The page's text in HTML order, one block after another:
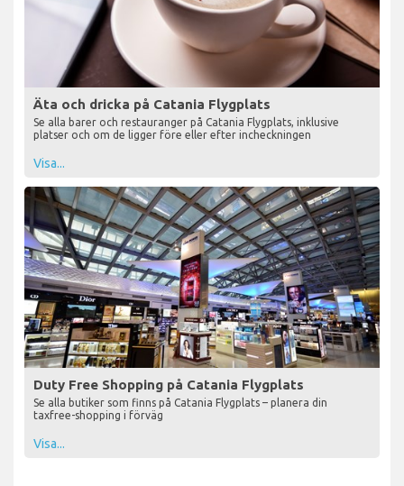
Äta och dricka på Catania Flygplats
Se alla barer och restauranger på Catania Flygplats, inklusive
platser och om de ligger före eller efter incheckningen
Visa...
Duty Free Shopping på Catania Flygplats
Se alla butiker som finns på Catania Flygplats – planera din
taxfree-shopping i förväg
Visa...